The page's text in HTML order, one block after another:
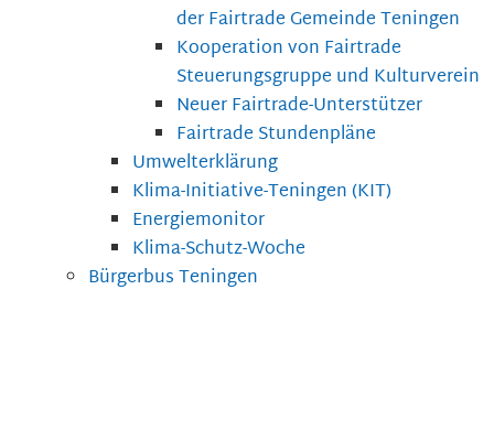
der Fairtrade Gemeinde Teningen
Kooperation von Fairtrade
Steuerungsgruppe und Kulturverein
Neuer Fairtrade-Unterstützer
Fairtrade Stundenpläne
Umwelterklärung
Klima-Initiative-Teningen (KIT)
Energiemonitor
Klima-Schutz-Woche
Bürgerbus Teningen